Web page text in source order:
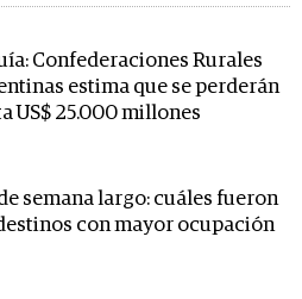
Confederaciones Rurales
estima que se perderán
US$ 25.000 millones
semana largo: cuáles fueron
con mayor ocupación